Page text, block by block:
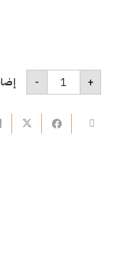
- كمية
B300 +